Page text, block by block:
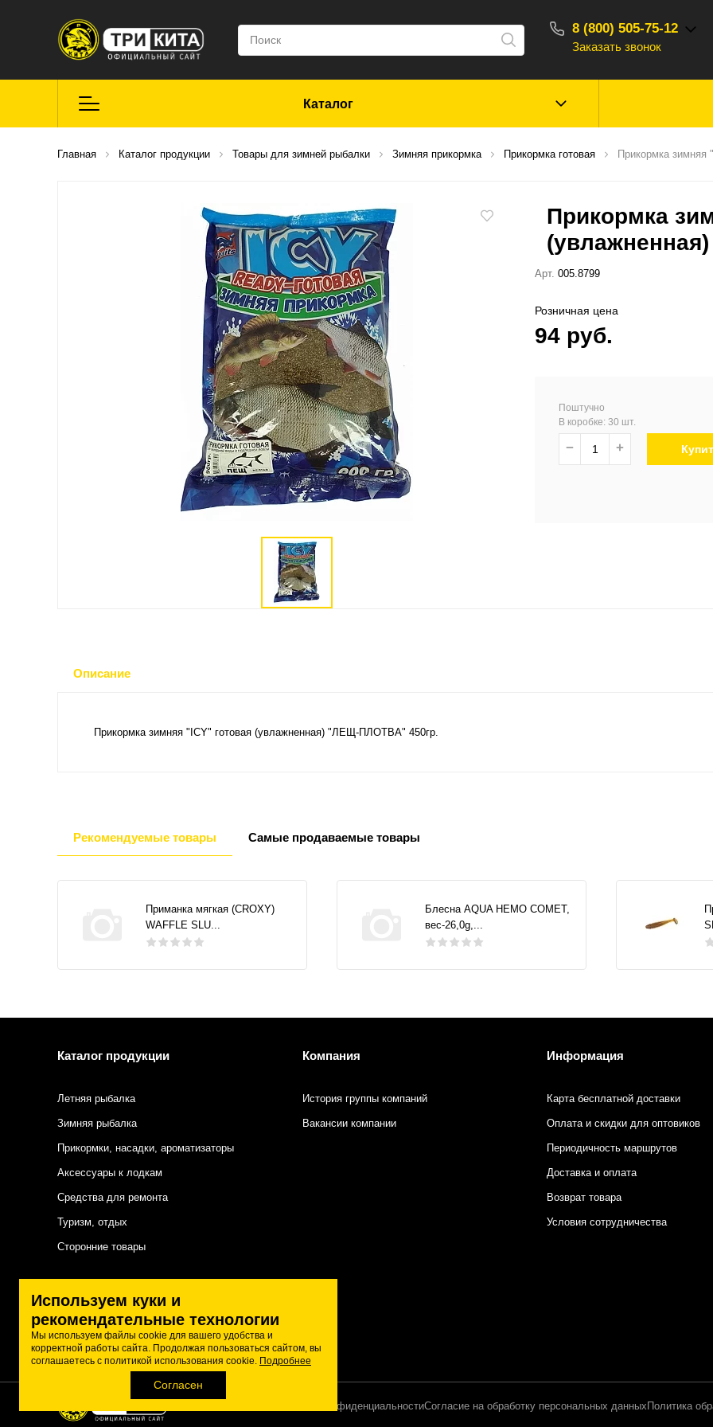
8 (800) 505-75-12
Заказать звонок
Каталог
ароматизаторы
Средства для
Туризм, отдых Сторонние
Мягкие приманки
Главная Каталог продукции Товары для зимней рыбалки Зимняя прикормка Прикормка готовая Прикормка
Прикормка
Арт. 005.8799
Розничная цена
94 руб.
Поштучно
В коробке: 30 шт.
− +
Описание
Прикормка зимняя "ICY" готовая (увлажненная) "ЛЕЩ-ПЛОТВА" 450гр.
Рекомендуемые товары Самые продаваемые товары
Приманка мягкая (CROXY)
WAFFLE SLU...
Блесна AQUA НЕМО COMET,
вес-26,0g,...
Каталог продукции
Летняя рыбалка
Зимняя рыбалка
Прикормки, насадки, ароматизаторы
Аксессуары к лодкам
Средства для ремонта
Туризм, отдых
Сторонние товары
Компания
История группы компаний
Вакансии компании
Информация
Карта бесплатной доставки
Оплата и скидки для оптовиков
Периодичность маршрутов
Доставка и оплата
Возврат товара
Условия сотрудничества
Политика конфиденциальностиСогласие на обработку персональных данных Политика
Используем куки и
рекомендательные технологии
Мы используем файлы cookie для вашего удобства и
корректной работы сайта. Продолжая пользоваться сайтом, вы
соглашаетесь с политикой использования cookie. Подробнее
Согласен